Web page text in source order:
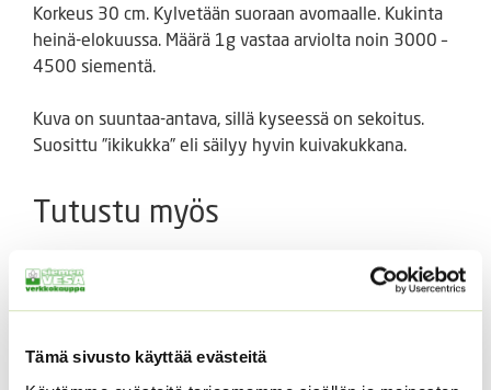
Tämä sivusto käyttää evästeitä
Korkeus 30 cm. Kylvetään suoraan avomaalle. Kukinta
heinä-elokuussa. Määrä 1g vastaa arviolta noin 3000 –
4500 siementä.
Kuva on suuntaa-antava, sillä kyseessä on sekoitus.
Suosittu ”ikikukka” eli säilyy hyvin kuivakukkana.
Tutustu myös